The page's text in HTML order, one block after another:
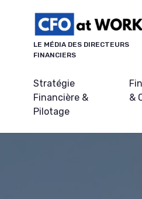
LE MÉDIA DES DIRECTEURS
FINANCIERS
Stratégie
Financière &
Pilotage
&